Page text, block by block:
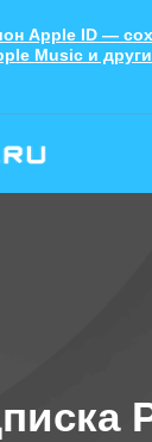
и другим подпискам.